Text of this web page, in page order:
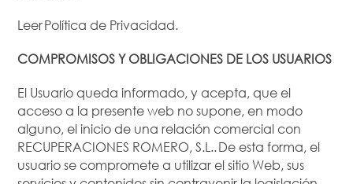
Leer Política de Privacidad.
COMPROMISOS Y OBLIGACIONES DE LOS USUARIOS
El Usuario queda informado, y acepta, que el
acceso a la presente web no supone, en modo
alguno, el inicio de una relación comercial con
RECUPERACIONES ROMERO, S.L.. De esta forma, el
usuario se compromete a utilizar el sitio Web, sus